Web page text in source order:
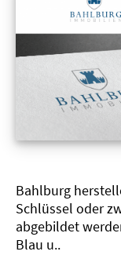
Bahlburg
Schlüssel oder
abgebildet
Blau u..